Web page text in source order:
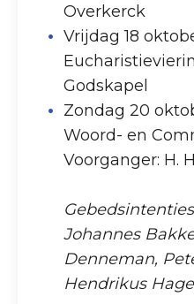
Overkerck
Vrijdag 18
Godskapel
Zondag 20
Woord- en
Voorganger: H.
Johannes
Denneman,
Hendrikus